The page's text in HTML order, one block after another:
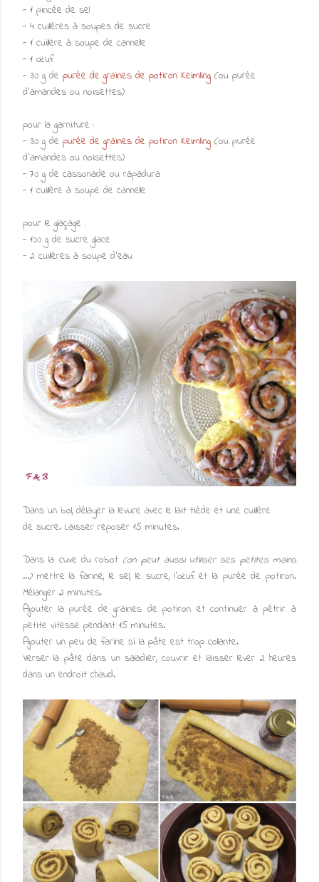
- 1 pincée de sel
- 4 cuillères à soupes de sucre
- 1 cuillère à soupe de cannelle
- 1 œuf
- 30 g de purée de graines de potiron Keimling (ou purée
d'amandes ou noisettes)
pour la garniture :
- 30 g de purée de graines de potiron Keimling (ou purée
d'amandes ou noisettes)
- 70 g de cassonade ou rapadura
- 1 cuillère à soupe de cannelle
pour le glaçage :
- 100 g de sucre glace
- 2 cuillères à soupe d'eau
Dans un bol, délayer la levure avec le lait tiède et une cuillère
de sucre. Laisser reposer 15 minutes.
Dans la cuve du robot (on peut aussi utiliser ses petites mains
...)mettre la farine, le sel, le sucre, l'œuf et la purée de potiron.
Mélanger 2 minutes.
Ajouter la purée de graines de potiron et continuer à pétrir à
petite vitesse pendant 15 minutes.
Ajouter un peu de farine si la pâte est trop collante.
Verser la pâte dans un saladier, couvrir et laisser lever 2 heures
dans un endroit chaud.